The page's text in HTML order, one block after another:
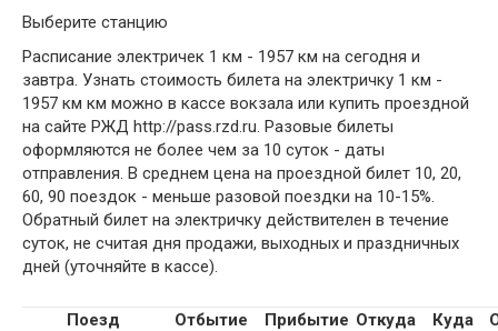
Выберите станцию
Расписание электричек 1 км - 1957 км на сегодня и
завтра. Узнать стоимость билета на электричку 1 км -
1957 км км можно в кассе вокзала или купить проездной
на сайте РЖД http://pass.rzd.ru. Разовые билеты
оформляются не более чем за 10 суток - даты
отправления. В среднем цена на проездной билет 10, 20,
60, 90 поездок - меньше разовой поездки на 10-15%.
Обратный билет на электричку действителен в течение
суток, не считая дня продажи, выходных и праздничных
дней (уточняйте в кассе).
Поезд Отбытие Прибытие Откуда Куда